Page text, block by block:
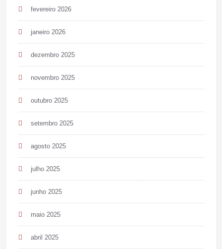
fevereiro 2026
janeiro 2026
dezembro 2025
novembro 2025
outubro 2025
setembro 2025
agosto 2025
julho 2025
junho 2025
maio 2025
abril 2025